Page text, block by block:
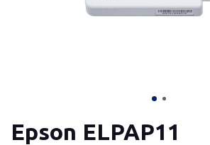
Epson ELPAP11